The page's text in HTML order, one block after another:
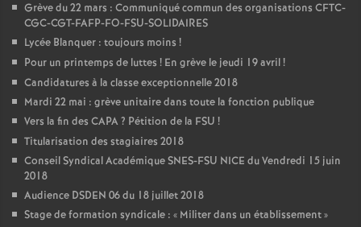
Grève du 22 mars : Communiqué commun des organisations CFTC-
CGC-CGT-FAFP-FO-FSU-SOLIDAIRES
Lycée Blanquer : toujours moins !
Pour un printemps de luttes ! En grève le jeudi 19 avril!
Candidatures à la classe exceptionnelle 2018
Mardi 22 mai : grève unitaire dans toute la fonction publique
Vers la fin des CAPA? Pétition de la FSU !
Titularisation des stagiaires 2018
Conseil Syndical Académique SNES-FSU NICE du Vendredi 15 juin
2018
Audience DSDEN 06 du 18 juillet 2018
Stage de formation syndicale : « Militer dans un établissement»